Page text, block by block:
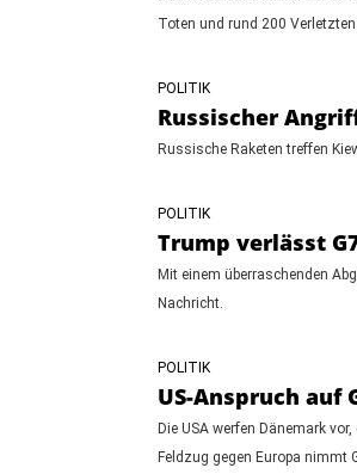
Toten und rund 200
POLITIK
Russischer
Russische Raketen treffen
POLITIK
Trump verlässt
Mit einem überraschenden
Nachricht.
POLITIK
US-Anspruch auf
Die USA werfen Dänemark
Feldzug gegen Europa nimmt